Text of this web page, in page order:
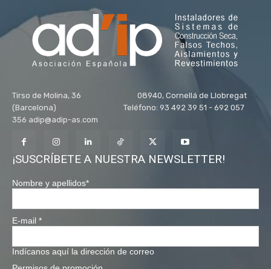
Tirso de Molina, 36 08940, Cornellá de Llobregat
(Barcelona) Teléfono: 93 492 39 51 - 692 057
356 adip@adip-as.com
¡SUSCRÍBETE A NUESTRA NEWSLETTER!
Nombre y apellidos*
E-mail *
Indícanos aquí la dirección de correo